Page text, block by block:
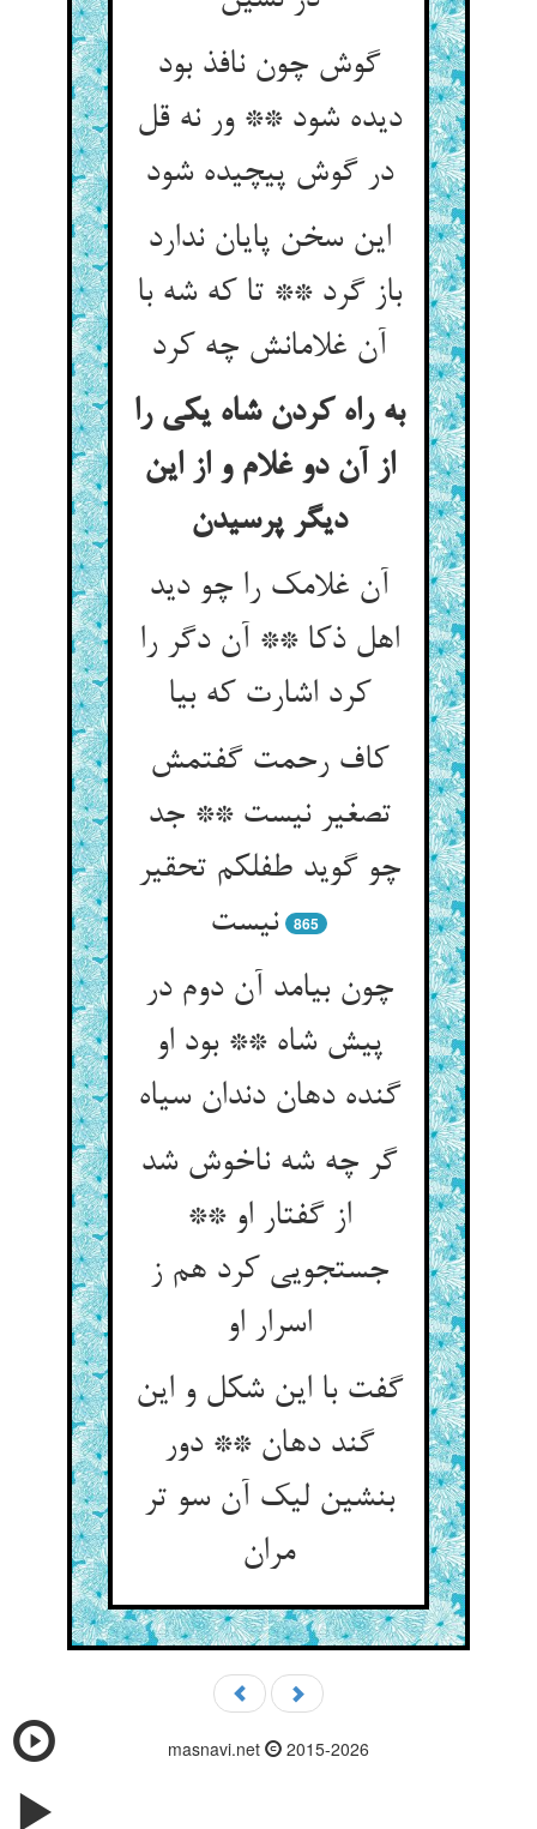
گوش چون نافذ بود
دیده شود ** ور نه قل
در گوش پیچیده شود
این سخن پایان ندارد
باز گرد ** تا که شه با
آن غلامانش چه کرد
به راه کردن شاه یکی را
از آن دو غلام و از این
دیگر پرسیدن
آن غلامک را چو دید
اهل ذکا ** آن دگر را
کرد اشارت که بیا
کاف رحمت گفتمش
تصغیر نیست ** جد
چو گوید طفلکم تحقیر
نیست‏
865
چون بیامد آن دوم در
پیش شاه ** بود او
گنده دهان دندان سیاه‏
گر چه شه ناخوش شد
از گفتار او **
جستجویی کرد هم ز
اسرار او
گفت با این شکل و این
گند دهان ** دور
بنشین لیک آن سو تر
مران‏
masnavi.net 2015-2026